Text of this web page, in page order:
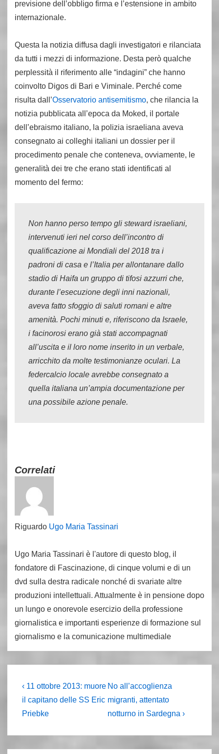
previsione dell’obbligo firma e l’estensione in ambito
internazionale.
Questa la notizia diffusa dagli investigatori e rilanciata
da tutti i mezzi di informazione. Desta però qualche
perplessità il riferimento alle “indagini” che hanno
coinvolto Digos di Bari e Viminale. Perché come
risulta dall’Osservatorio antisemitismo, che rilancia la
notizia pubblicata all’epoca da Moked, il portale
dell’ebraismo italiano, la polizia israeliana aveva
consegnato ai colleghi italiani un dossier per il
procedimento penale che conteneva, ovviamente, le
generalità dei tre che erano stati identificati al
momento del fermo:
Non hanno perso tempo gli steward israeliani,
intervenuti ieri nel corso dell’incontro di
qualificazione ai Mondiali del 2018 tra i
padroni di casa e l’Italia per allontanare dallo
stadio di Haifa un gruppo di tifosi azzurri che,
durante l’esecuzione degli inni nazionali,
aveva fatto sfoggio di saluti romani e altre
amenità. Pochi minuti e, riferiscono da Israele,
i facinorosi erano già stati accompagnati
all’uscita e il loro nome inserito in un verbale,
arricchito da molte testimonianze oculari. La
federcalcio locale avrebbe consegnato a
quella italiana un’ampia documentazione per
una possibile azione penale.
Correlati
Riguardo Ugo Maria Tassinari
Ugo Maria Tassinari è l'autore di questo blog, il
fondatore di Fascinazione, di cinque volumi e di un
dvd sulla destra radicale nonché di svariate altre
produzioni intellettuali. Attualmente è in pensione dopo
un lungo e onorevole esercizio della professione
giornalistica e importanti esperienze di formazione sul
giornalismo e la comunicazione multimediale
Navigazione
articoli
L'articolo
precedente
è
‹ 11 ottobre 2013: muore
il capitano delle SS Eric
Priebke
Il
prossimo
articolo
No all’accoglienza
migranti, attentato
notturno in Sardegna ›